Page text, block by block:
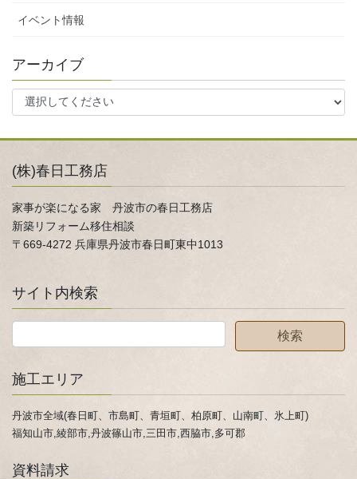
イベント情報
アーカイブ
(株)春日工務店
家事が楽になる家 丹波市の春日工務店
新築リフォーム移住相談
〒669-4272 兵庫県丹波市春日町東中1013
サイト内検索
施工エリア
丹波市全域(春日町、市島町、青垣町、柏原町、山南町、氷上町)
福知山市,綾部市,丹波篠山市,三田市,西脇市,多可郡
資料請求